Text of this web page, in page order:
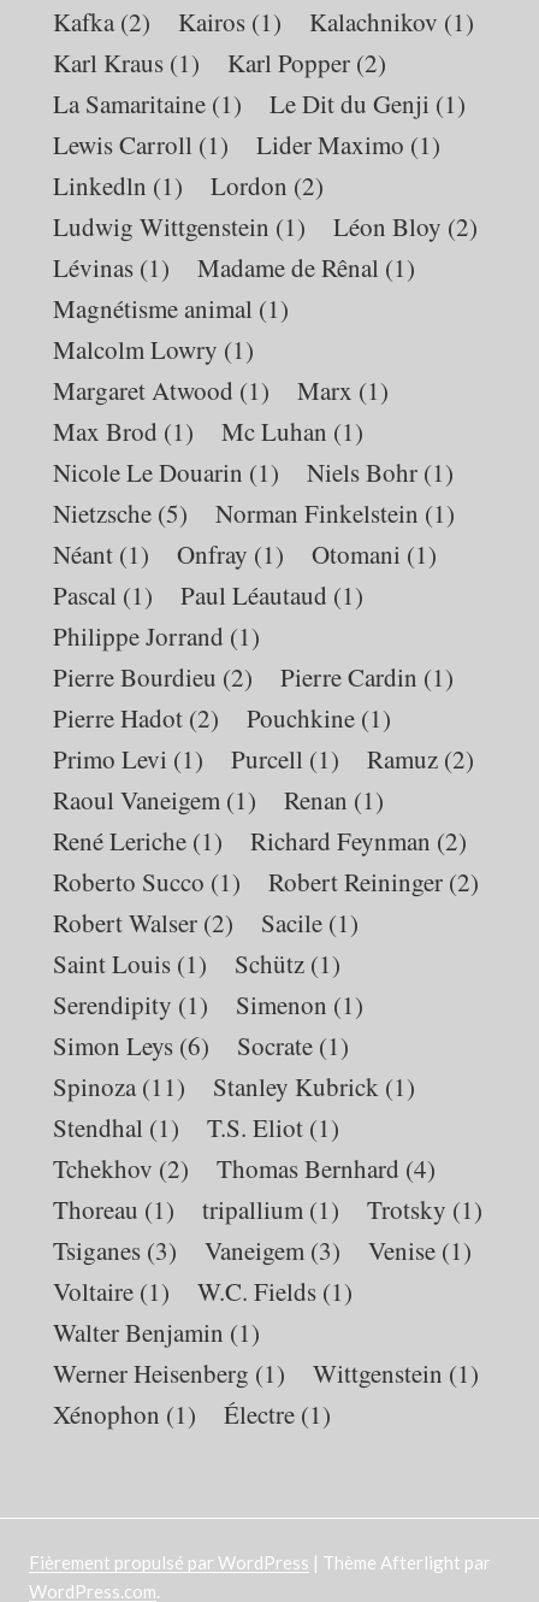
Kafka (2) Kairos (1) Kalachnikov (1)
Karl Kraus (1) Karl Popper (2)
La Samaritaine (1) Le Dit du Genji (1)
Lewis Carroll (1) Lider Maximo (1)
Linkedln (1) Lordon (2)
Ludwig Wittgenstein (1) Léon Bloy (2)
Lévinas (1) Madame de Rênal (1)
Magnétisme animal (1)
Malcolm Lowry (1)
Margaret Atwood (1) Marx (1)
Max Brod (1) Mc Luhan (1)
Nicole Le Douarin (1) Niels Bohr (1)
Nietzsche (5) Norman Finkelstein (1)
Néant (1) Onfray (1) Otomani (1)
Pascal (1) Paul Léautaud (1)
Philippe Jorrand (1)
Pierre Bourdieu (2) Pierre Cardin (1)
Pierre Hadot (2) Pouchkine (1)
Primo Levi (1) Purcell (1) Ramuz (2)
Raoul Vaneigem (1) Renan (1)
René Leriche (1) Richard Feynman (2)
Roberto Succo (1) Robert Reininger (2)
Robert Walser (2) Sacile (1)
Saint Louis (1) Schütz (1)
Serendipity (1) Simenon (1)
Simon Leys (6) Socrate (1)
Spinoza (11) Stanley Kubrick (1)
Stendhal (1) T.S. Eliot (1)
Tchekhov (2) Thomas Bernhard (4)
Thoreau (1) tripallium (1) Trotsky (1)
Tsiganes (3) Vaneigem (3) Venise (1)
Voltaire (1) W.C. Fields (1)
Walter Benjamin (1)
Werner Heisenberg (1) Wittgenstein (1)
Xénophon (1) Électre (1)
Fièrement propulsé par WordPress | Thème Afterlight par
WordPress.com